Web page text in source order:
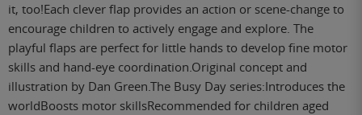
it, too!Each clever flap provides an action or scene-change to
encourage children to actively engage and explore. The
playful flaps are perfect for little hands to develop fine motor
skills and hand-eye coordination.Original concept and
illustration by Dan Green.The Busy Day series:Introduces the
worldBoosts motor skillsRecommended for children aged